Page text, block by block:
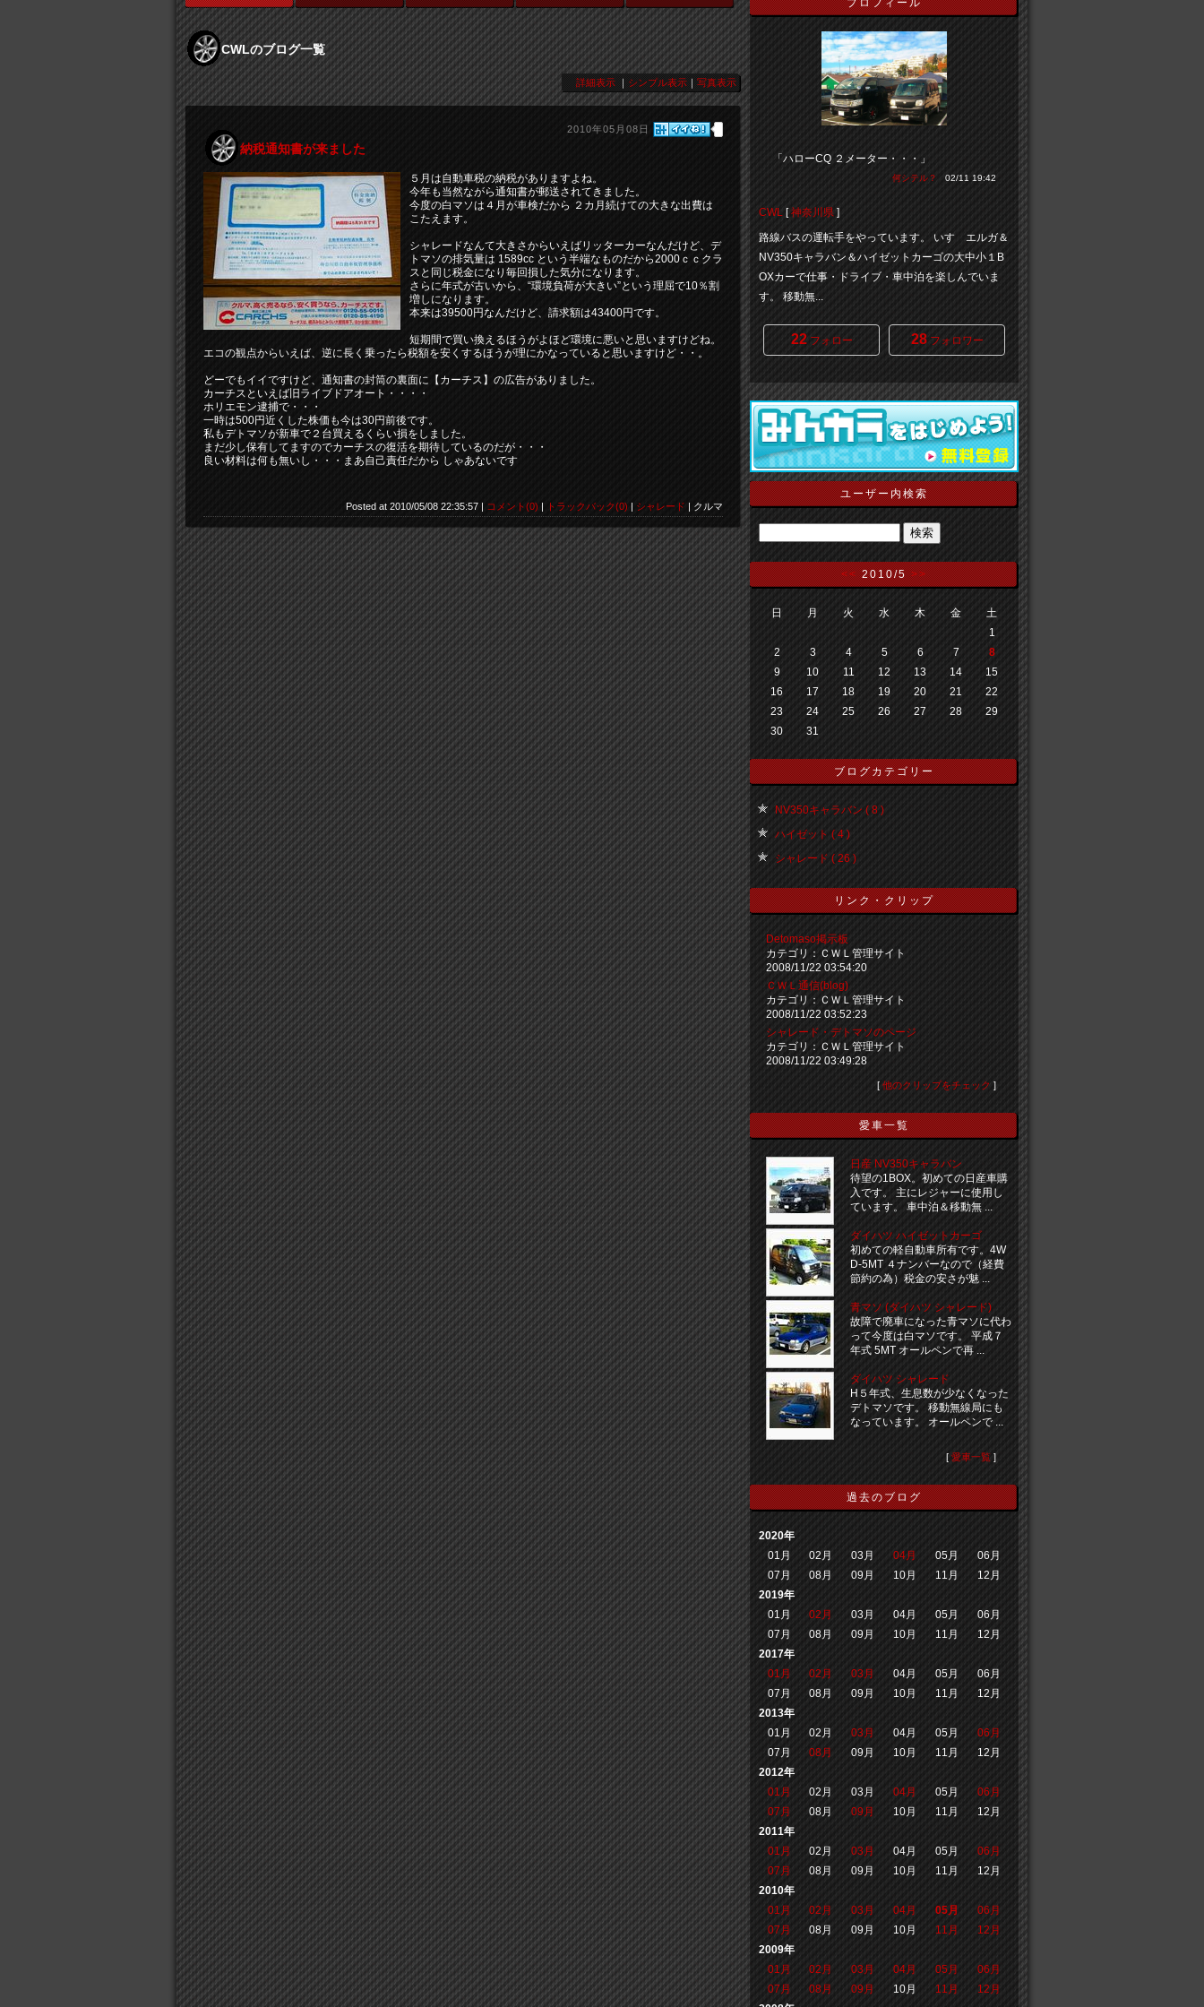
CWLのブログ一覧
詳細表示 ｜ シンプル表示 ｜ 写真表示
2010年05月08日
納税通知書が来ました
５月は自動車税の納税がありますよね。
今年も当然ながら通知書が郵送されてきました。
今度の白マソは４月が車検だから ２カ月続けての大きな出費は
こたえます。
シャレードなんて大きさからいえばリッターカーなんだけど、デ
トマソの排気量は 1589cc という半端なものだから2000ｃｃクラ
スと同じ税金になり毎回損した気分になります。
さらに年式が古いから、“環境負荷が大きい”という理屈で10％割
増しになります。
本来は39500円なんだけど、請求額は43400円です。
短期間で買い換えるほうがよほど環境に悪いと思いますけどね。
エコの観点からいえば、逆に長く乗ったら税額を安くするほうが理にかなっていると思いますけど・・。
どーでもイイですけど、通知書の封筒の裏面に【カーチス】の広告がありました。
カーチスといえば旧ライブドアオート・・・・
ホリエモン逮捕で・・・
一時は500円近くした株価も今は30円前後です。
私もデトマソが新車で２台買えるくらい損をしました。
まだ少し保有してますのでカーチスの復活を期待しているのだが・・・
良い材料は何も無いし・・・まあ自己責任だから しゃあないです
Posted at 2010/05/08 22:35:57 | コメント(0) | トラックバック(0) | シャレード | クルマ
プロフィール
「ハローCQ ２メーター・・・」
何シテル？ 02/11 19:42
CWL [神奈川県 ]
路線バスの運転手をやっています。 いすゞエルガ＆
NV350キャラバン＆ハイゼットカーゴの大中小１B
OXカーで仕事・ドライブ・車中泊を楽しんでいま
す。 移動無...
22フォロー 28フォロワー
ユーザー内検索
<<2010/5>>
日 月 火 水 木 金
土
1
2
3 4 5 6 7
8
9
10 11 12 13 14
15
16
17 18 19 20 21
22
23
24 25 26 27 28
29
30
31
ブログカテゴリー
NV350キャラバン ( 8 )
ハイゼット ( 4 )
シャレード ( 26 )
リンク・クリップ
Detomaso掲示板
カテゴリ：ＣＷＬ管理サイト
2008/11/22 03:54:20
ＣＷＬ通信(blog)
カテゴリ：ＣＷＬ管理サイト
2008/11/22 03:52:23
シャレード・デトマソのページ
カテゴリ：ＣＷＬ管理サイト
2008/11/22 03:49:28
[ 他のクリップをチェック ]
愛車一覧
日産 NV350キャラバン
待望の1BOX。初めての日産車購
入です。 主にレジャーに使用し
ています。 車中泊＆移動無 ...
ダイハツ ハイゼットカーゴ
初めての軽自動車所有です。4W
D-5MT ４ナンバーなので（経費
節約の為）税金の安さが魅 ...
青マソ (ダイハツ シャレード)
故障で廃車になった青マソに代わ
って今度は白マソです。 平成７
年式 5MT オールペンで再 ...
ダイハツ シャレード
H５年式、生息数が少なくなった
デトマソです。 移動無線局にも
なっています。 オールペンで ...
[ 愛車一覧 ]
過去のブログ
2020年
01月
02月 03月 04月 05月
06月
07月
08月 09月 10月 11月
12月
2019年
01月
02月 03月 04月 05月
06月
07月
08月 09月 10月 11月
12月
2017年
01月
02月 03月 04月 05月
06月
07月
08月 09月 10月 11月
12月
2013年
01月
02月 03月 04月 05月
06月
07月
08月 09月 10月 11月
12月
2012年
01月
02月 03月 04月 05月
06月
07月
08月 09月 10月 11月
12月
2011年
01月
02月 03月 04月 05月
06月
07月
08月 09月 10月 11月
12月
2010年
01月
02月 03月 04月 05月
06月
07月
08月 09月 10月 11月
12月
2009年
01月
02月 03月 04月 05月
06月
07月
08月 09月 10月 11月
12月